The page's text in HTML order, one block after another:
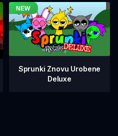
Sprunki Znovu Urobene
Deluxe